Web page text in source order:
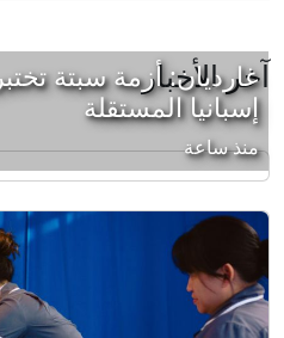
آخر الأخبار
غارديان: أزمة سبتة
إسبانيا المستقلة
منذ ساعة